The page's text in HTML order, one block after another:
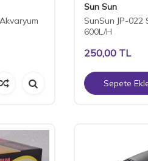
Sun Sun
SunSun JP-
600L/H
250,00TL
Sepete